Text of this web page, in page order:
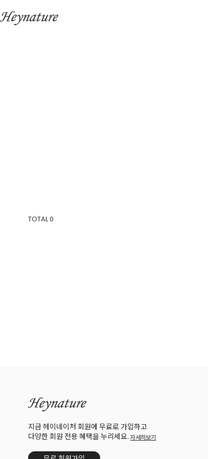
TOTAL0
지금 헤이네이처 회원에 무료로 가입하고
다양한 회원 전용 혜택을 누리세요. 자세히보기